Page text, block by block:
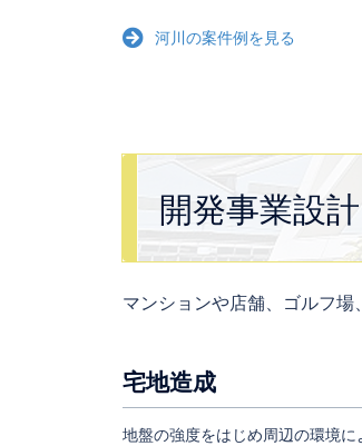
河川の案件例を見る
開発事業設
マンションや店舗、ゴルフ場
宅地造成
地盤の強度をはじめ周辺の環境